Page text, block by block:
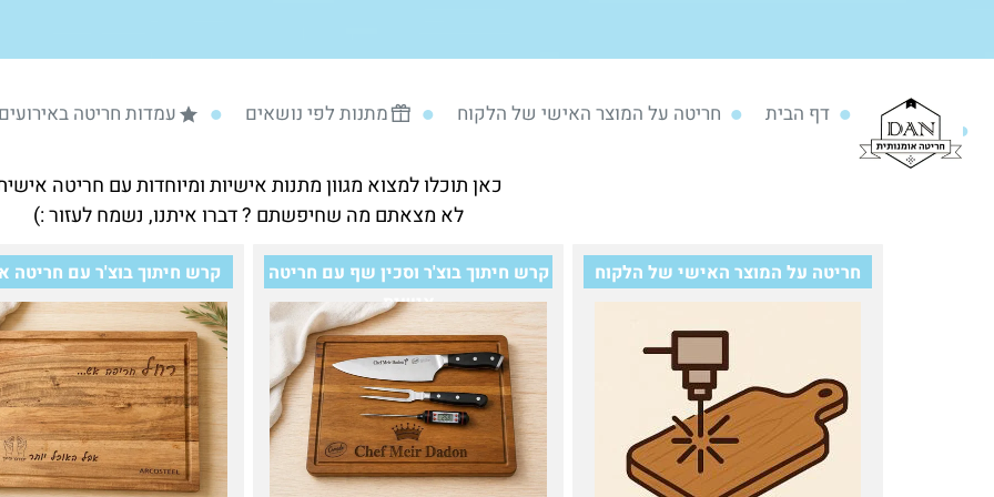
דף הבית חריטה על המוצר האישי של הלקוח מתנות לפי נושאים עמדות חריטה באירועים
כאן תוכלו למצוא מגוון מתנות אישיות ומיוחדות עם חריטה
לא מצאתם מה שחיפשתם ? דברו איתנו, נשמח לעזור :)
חריטה על המוצר האישי של הלקוח
קרש חיתוך בוצ'ר וסכין שף עם חריטה
אישית
קרש חיתוך בוצ'ר עם חריטה